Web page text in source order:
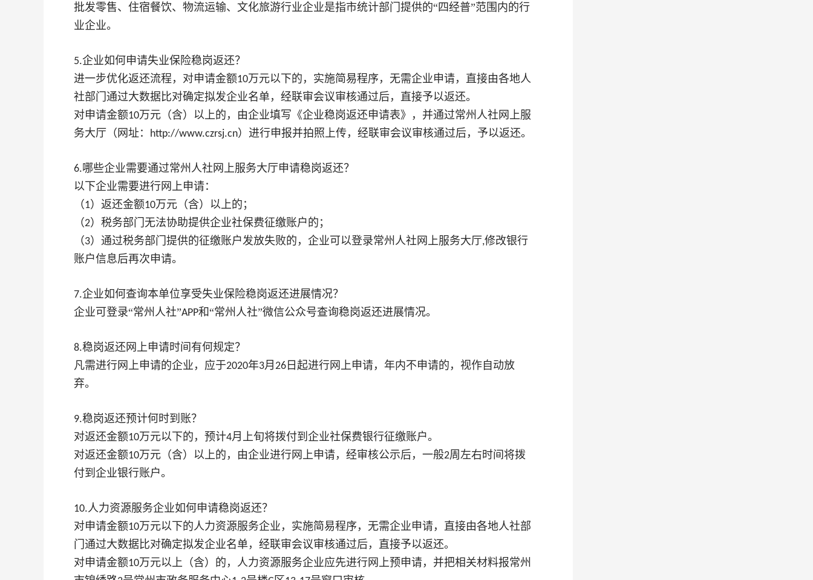
批发零售、住宿餐饮、物流运输、文化旅游行业企业是指市统计部门提供的“四经普”范围内的行
业企业。
5.企业如何申请失业保险稳岗返还？
进一步优化返还流程，对申请金额10万元以下的，实施简易程序，无需企业申请，直接由各地人
社部门通过大数据比对确定拟发企业名单，经联审会议审核通过后，直接予以返还。
对申请金额10万元（含）以上的，由企业填写《企业稳岗返还申请表》，并通过常州人社网上服
务大厅（网址： http://www.czrsj.cn）进行申报并拍照上传，经联审会议审核通过后，予以返还。
6.哪些企业需要通过常州人社网上服务大厅申请稳岗返还？
以下企业需要进行网上申请：
（1）返还金额10万元（含）以上的；
（2）税务部门无法协助提供企业社保费征缴账户的；
（3）通过税务部门提供的征缴账户发放失败的，企业可以登录常州人社网上服务大厅,修改银行
账户信息后再次申请。
7.企业如何查询本单位享受失业保险稳岗返还进展情况？
企业可登录“常州人社”APP和“常州人社”微信公众号查询稳岗返还进展情况。
8.稳岗返还网上申请时间有何规定？
凡需进行网上申请的企业，应于2020年3月 26 日起进行网上申请，年内不申请的，视作自动放
弃。
9.稳岗返还预计何时到账？
对返还金额10万元以下的，预计4月上旬将拨付到企业社保费银行征缴账户。
对返还金额10万元（含）以上的，由企业进行网上申请，经审核公示后，一般2周左右时间将拨
付到企业银行账户。
10.人力资源服务企业如何申请稳岗返还？
对申请金额10万元以下的人力资源服务企业，实施简易程序，无需企业申请，直接由各地人社部
门通过大数据比对确定拟发企业名单，经联审会议审核通过后，直接予以返还。
对申请金额10万元以上（含）的，人力资源服务企业应先进行网上预申请，并把相关材料报常州